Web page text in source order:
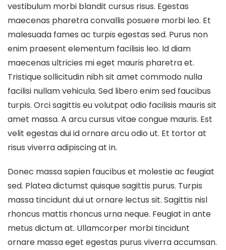
vestibulum morbi blandit cursus risus. Egestas
maecenas pharetra convallis posuere morbi leo. Et
malesuada fames ac turpis egestas sed. Purus non
enim praesent elementum facilisis leo. Id diam
maecenas ultricies mi eget mauris pharetra et.
Tristique sollicitudin nibh sit amet commodo nulla
facilisi nullam vehicula. Sed libero enim sed faucibus
turpis. Orci sagittis eu volutpat odio facilisis mauris sit
amet massa. A arcu cursus vitae congue mauris. Est
velit egestas dui id ornare arcu odio ut. Et tortor at
risus viverra adipiscing at in.
Donec massa sapien faucibus et molestie ac feugiat
sed. Platea dictumst quisque sagittis purus. Turpis
massa tincidunt dui ut ornare lectus sit. Sagittis nisl
rhoncus mattis rhoncus urna neque. Feugiat in ante
metus dictum at. Ullamcorper morbi tincidunt
ornare massa eget egestas purus viverra accumsan.